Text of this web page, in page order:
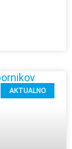
AKTUALNO